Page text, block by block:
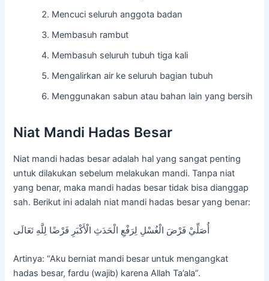
Mencuci seluruh anggota badan
Membasuh rambut
Membasuh seluruh tubuh tiga kali
Mengalirkan air ke seluruh bagian tubuh
Menggunakan sabun atau bahan lain yang bersih
Niat Mandi Hadas Besar
Niat mandi hadas besar adalah hal yang sangat penting
untuk dilakukan sebelum melakukan mandi. Tanpa niat
yang benar, maka mandi hadas besar tidak bisa dianggap
sah. Berikut ini adalah niat mandi hadas besar yang benar:
أُصَلِّيْ فَرْضَ الْغُسْلِ لِرَفْعِ الْحَدَثِ الْأَكْبَرِ فَرْضًا لِلَّهِ تَعَالَى
Artinya: “Aku berniat mandi besar untuk mengangkat
hadas besar, fardu (wajib) karena Allah Ta’ala”.